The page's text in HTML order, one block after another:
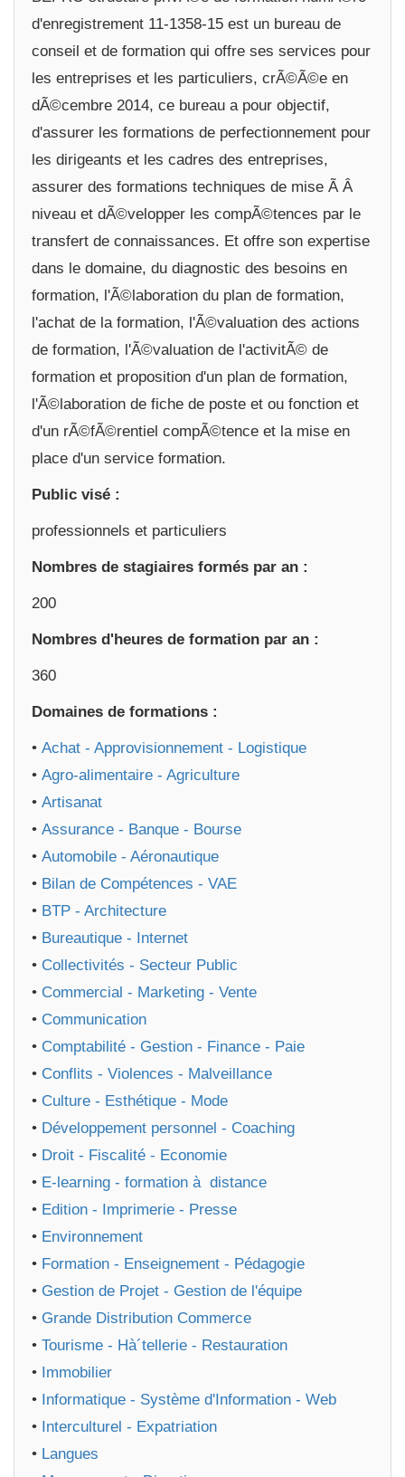
d'enregistrement 11-1358-15 est un bureau de
conseil et de formation qui offre ses services pour
les entreprises et les particuliers, crÃ©Ã©e en
dÃ©cembre 2014, ce bureau a pour objectif,
d'assurer les formations de perfectionnement pour
les dirigeants et les cadres des entreprises,
assurer des formations techniques de mise Ã Â
niveau et dÃ©velopper les compÃ©tences par le
transfert de connaissances. Et offre son expertise
dans le domaine, du diagnostic des besoins en
formation, l'Ã©laboration du plan de formation,
l'achat de la formation, l'Ã©valuation des actions
de formation, l'Ã©valuation de l'activitÃ© de
formation et proposition d'un plan de formation,
l'Ã©laboration de fiche de poste et ou fonction et
d'un rÃ©fÃ©rentiel compÃ©tence et la mise en
place d'un service formation.
Public visé :
professionnels et particuliers
Nombres de stagiaires formés par an :
200
Nombres d'heures de formation par an :
360
Domaines de formations :
• Achat - Approvisionnement - Logistique
• Agro-alimentaire - Agriculture
• Artisanat
• Assurance - Banque - Bourse
• Automobile - Aéronautique
• Bilan de Compétences - VAE
• BTP - Architecture
• Bureautique - Internet
• Collectivités - Secteur Public
• Commercial - Marketing - Vente
• Communication
• Comptabilité - Gestion - Finance - Paie
• Conflits - Violences - Malveillance
• Culture - Esthétique - Mode
• Développement personnel - Coaching
• Droit - Fiscalité - Economie
• E-learning - formation à distance
• Edition - Imprimerie - Presse
• Environnement
• Formation - Enseignement - Pédagogie
• Gestion de Projet - Gestion de l'équipe
• Grande Distribution Commerce
• Tourisme - Hà´tellerie - Restauration
• Immobilier
• Informatique - Système d'Information - Web
• Interculturel - Expatriation
• Langues